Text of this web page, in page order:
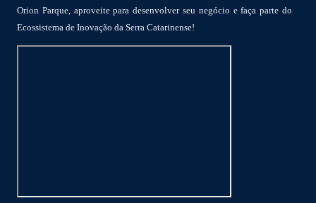
Orion Parque, aproveite para desenvolver seu negócio e faça parte do
Ecossistema de Inovação da Serra Catarinense!